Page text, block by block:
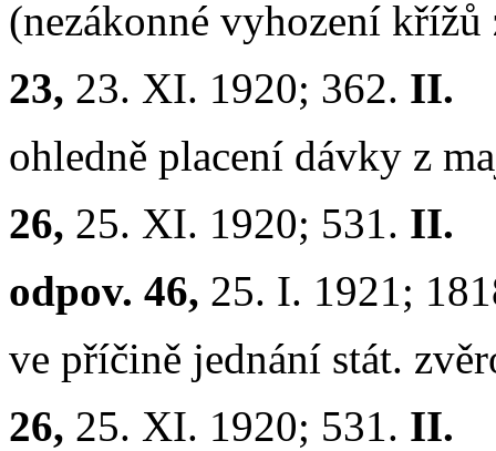
(nezákonné vyhození
23, 23. XI. 1920; 362. II.
ohledně placení dávky z
26, 25. XI. 1920; 531. II.
odpov. 46, 25. I. 1921;
ve příčině jednání stát.
26, 25. XI. 1920; 531. II.